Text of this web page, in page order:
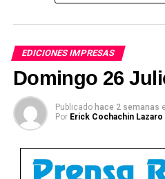
EDICIONES IMPRESAS
Domingo 26
Publicado hace 2 semanas
Por Erick Cochachin Lazaro